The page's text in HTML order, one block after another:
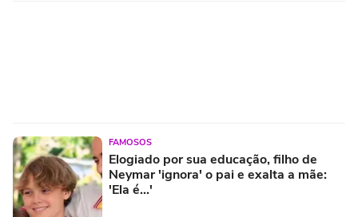
FAMOSOS
Elogiado por sua educação, filho de
Neymar 'ignora' o pai e exalta a mãe:
'Ela é...'